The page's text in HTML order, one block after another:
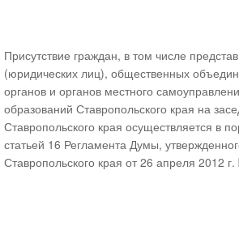
Присутствие граждан, в том числе
(юридических лиц), общественных
органов и органов местного
образований Ставропольского края на
Ставропольского края осуществляется в
статьей 16 Регламента Думы,
Ставропольского края от 26 апреля 2012